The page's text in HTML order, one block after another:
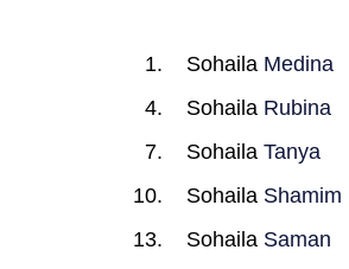
Sohaila Medina
Sohaila Rubina
Sohaila Tanya
Sohaila Shamim
Sohaila Saman